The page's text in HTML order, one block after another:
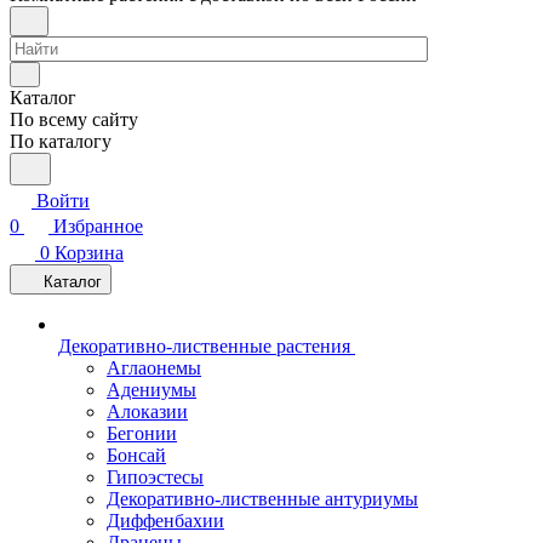
Каталог
По всему сайту
По каталогу
Войти
0
Избранное
0 Корзина
Каталог
Декоративно-лиственные растения
Аглаонемы
Адениумы
Алоказии
Бегонии
Бонсай
Гипоэстесы
Декоративно-лиственные антуриумы
Диффенбахии